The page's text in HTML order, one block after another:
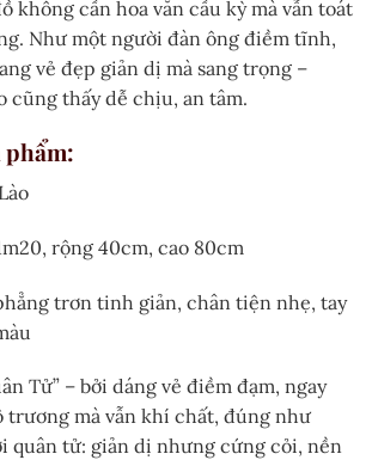
không cần hoa văn cầu kỳ mà vẫn toát
Như một người đàn ông điềm tĩnh,
vẻ đẹp giản dị mà sang trọng –
cũng thấy dễ chịu, an tâm.
rộng 40cm, cao 80cm
trơn tinh giản, chân tiện nhẹ, tay
Tử” – bởi dáng vẻ điềm đạm, ngay
trương mà vẫn khí chất, đúng như
quân tử: giản dị nhưng cứng cỏi, nền